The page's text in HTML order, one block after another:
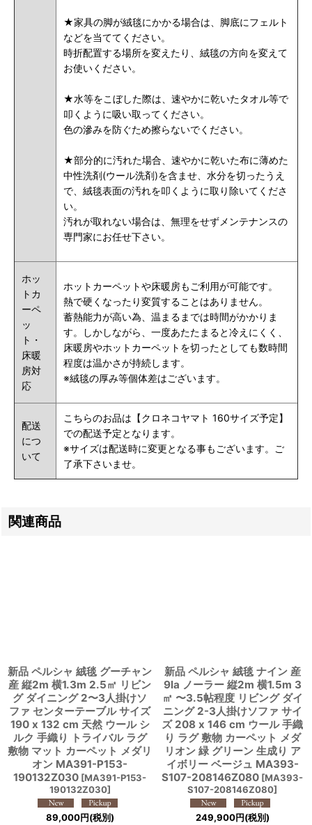
★家具の脚が絨毯にかかる場合は、脚底にフェルト
などを当ててください。
時折配置する場所を変えたり、絨毯の方向を変えて
お使いください。
★水等をこぼした際は、速やかに乾いたタオル等で
叩くように吸い取ってください。
色の滲みを防ぐため擦らないでください。
★部分的に汚れた場合、速やかに乾いた布に薄めた
中性洗剤(ウール洗剤)を含ませ、水分を切ったうえ
で、絨毯表面の汚れを叩くように取り除いてくださ
い。
汚れが取れない場合は、無理をせずメンテナンスの
専門家にお任せ下さい。
ホッ
トカ
ーペ
ッ
ト・
床暖
房対
応
ホットカーペットや床暖房もご利用が可能です。
熱で硬くなったり変質することはありません。
蓄熱能力が高い為、温まるまでは時間がかかりま
す。しかしながら、一度あたたまると冷えにくく、
床暖房やホットカーペットを切ったとしても数時間
程度は温かさが持続します。
※絨毯の厚み等個体差はございます。
配送
につ
いて
こちらのお品は【クロネコヤマト 160サイズ予定】
での配送予定となります。
※サイズは配送時に変更となる事もございます。ご
了承下さいませ。
関連商品
新品 ペルシャ 絨毯 グーチャン
産 縦2m 横1.3m 2.5㎡ リビン
グ ダイニング 2〜3人掛けソ
ファ センターテーブル サイズ
190 x 132 cm 天然 ウール シ
ルク 手織り トライバル ラグ
敷物 マット カーペット メダリ
オン MA391-P153-
190132Z030 [MA391-P153-
190132Z030]
89,000円(税別)
新品 ペルシャ 絨毯 ナイン 産
9la ノーラー 縦2m 横1.5m 3
㎡ 〜3.5帖程度 リビング ダイ
ニング 2-3人掛けソファ サイ
ズ 208 x 146 cm ウール 手織
り ラグ 敷物 カーペット メダ
リオン 緑 グリーン 生成り ア
イボリー ベージュ MA393-
S107-208146Z080 [MA393-
S107-208146Z080]
249,900円(税別)